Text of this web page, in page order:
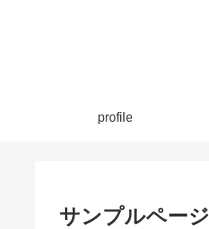
profile
サンプルページ